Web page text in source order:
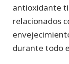
antioxidante
relacionados
durante todo